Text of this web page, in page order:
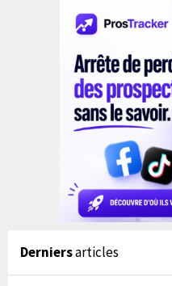
Derniersarticles